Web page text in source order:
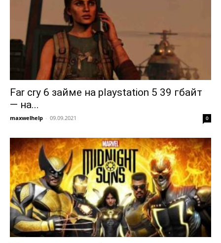
Far cry 6 займе на playstation 5 39 гбайт
— на...
maxwelhelp - 09.09.2021 0